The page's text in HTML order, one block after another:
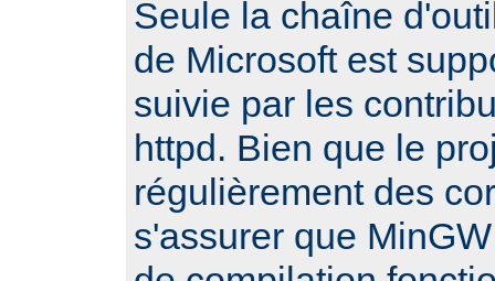
Seule la chaîne
de Microsoft est
suivie par les
httpd. Bien que le
régulièrement des
s'assurer que